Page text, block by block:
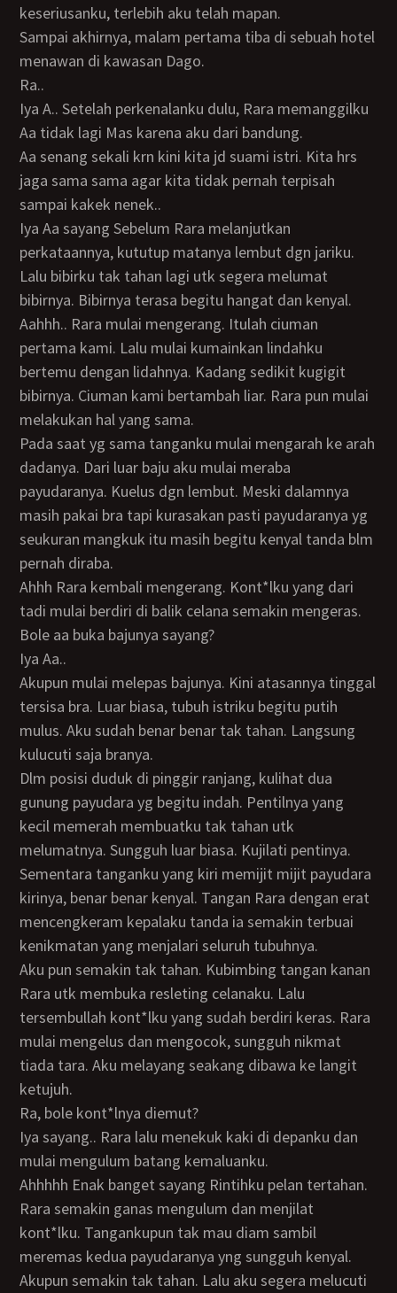
keseriusanku, terlebih aku telah mapan.
Sampai akhirnya, malam pertama tiba di sebuah hotel
menawan di kawasan Dago.
Ra..
Iya A.. Setelah perkenalanku dulu, Rara memanggilku
Aa tidak lagi Mas karena aku dari bandung.
Aa senang sekali krn kini kita jd suami istri. Kita hrs
jaga sama sama agar kita tidak pernah terpisah
sampai kakek nenek..
Iya Aa sayang Sebelum Rara melanjutkan
perkataannya, kututup matanya lembut dgn jariku.
Lalu bibirku tak tahan lagi utk segera melumat
bibirnya. Bibirnya terasa begitu hangat dan kenyal.
Aahhh.. Rara mulai mengerang. Itulah ciuman
pertama kami. Lalu mulai kumainkan lindahku
bertemu dengan lidahnya. Kadang sedikit kugigit
bibirnya. Ciuman kami bertambah liar. Rara pun mulai
melakukan hal yang sama.
Pada saat yg sama tanganku mulai mengarah ke arah
dadanya. Dari luar baju aku mulai meraba
payudaranya. Kuelus dgn lembut. Meski dalamnya
masih pakai bra tapi kurasakan pasti payudaranya yg
seukuran mangkuk itu masih begitu kenyal tanda blm
pernah diraba.
Ahhh Rara kembali mengerang. Kont*lku yang dari
tadi mulai berdiri di balik celana semakin mengeras.
Bole aa buka bajunya sayang?
Iya Aa..
Akupun mulai melepas bajunya. Kini atasannya tinggal
tersisa bra. Luar biasa, tubuh istriku begitu putih
mulus. Aku sudah benar benar tak tahan. Langsung
kulucuti saja branya.
Dlm posisi duduk di pinggir ranjang, kulihat dua
gunung payudara yg begitu indah. Pentilnya yang
kecil memerah membuatku tak tahan utk
melumatnya. Sungguh luar biasa. Kujilati pentinya.
Sementara tanganku yang kiri memijit mijit payudara
kirinya, benar benar kenyal. Tangan Rara dengan erat
mencengkeram kepalaku tanda ia semakin terbuai
kenikmatan yang menjalari seluruh tubuhnya.
Aku pun semakin tak tahan. Kubimbing tangan kanan
Rara utk membuka resleting celanaku. Lalu
tersembullah kont*lku yang sudah berdiri keras. Rara
mulai mengelus dan mengocok, sungguh nikmat
tiada tara. Aku melayang seakang dibawa ke langit
ketujuh.
Ra, bole kont*lnya diemut?
Iya sayang.. Rara lalu menekuk kaki di depanku dan
mulai mengulum batang kemaluanku.
Ahhhhh Enak banget sayang Rintihku pelan tertahan.
Rara semakin ganas mengulum dan menjilat
kont*lku. Tangankupun tak mau diam sambil
meremas kedua payudaranya yng sungguh kenyal.
Akupun semakin tak tahan. Lalu aku segera melucuti